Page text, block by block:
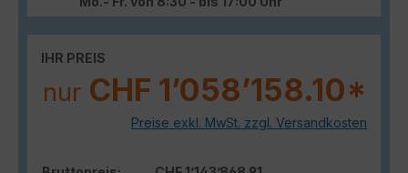
IHR PREIS
nur CHF 1’058’158.10*
Preise exkl. MwSt. zzgl. Versandkosten